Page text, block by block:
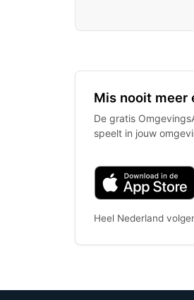
Mis nooit meer
De gratis
speelt in jouw
Heel Nederland